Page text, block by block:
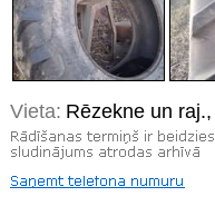
Vieta: Rēzekne un